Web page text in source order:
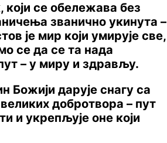
се обележава без
званично укинута –
је мир који умирује све,
се да се та нада
– у миру и здрављу.
дарује снагу са
добротвора – пут
и укрепљује оне који